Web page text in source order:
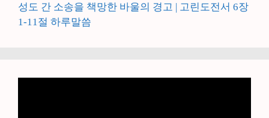
성도 간 소송을 책망한 바울의 경고 | 고린도전서 6장
1-11절 하루말씀